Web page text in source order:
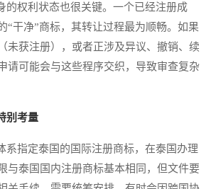
权利状态也很关键。一个已经注册成
“干净”商标，其转让过程最为顺畅。如果
未获注册），或者正涉及异议、撤销、续
请可能会与这些程序交织，导致审查复杂
别考量
指定泰国的国际注册商标，在泰国办理
与泰国国内注册商标基本相同，但文件要